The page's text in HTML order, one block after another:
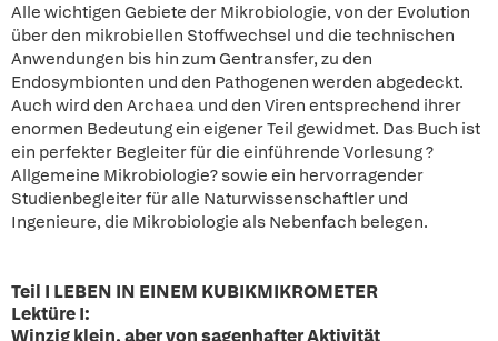
Alle wichtigen Gebiete der Mikrobiologie, von der Evolution
über den mikrobiellen Stoffwechsel und die technischen
Anwendungen bis hin zum Gentransfer, zu den
Endosymbionten und den Pathogenen werden abgedeckt.
Auch wird den Archaea und den Viren entsprechend ihrer
enormen Bedeutung ein eigener Teil gewidmet. Das Buch ist
ein perfekter Begleiter für die einführende Vorlesung ?
Allgemeine Mikrobiologie? sowie ein hervorragender
Studienbegleiter für alle Naturwissenschaftler und
Ingenieure, die Mikrobiologie als Nebenfach belegen.
Teil I LEBEN IN EINEM KUBIKMIKROMETER
Lektüre I:
Winzig klein, aber von sagenhafter Aktivität